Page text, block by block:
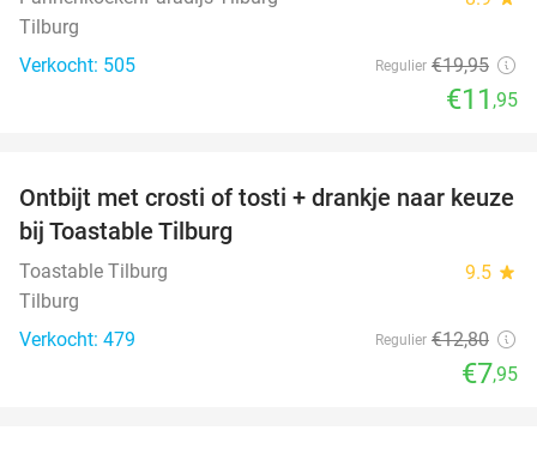
Tilburg
Verkocht: 505
Regulier €19,95
€11 ,95
38%
Ontbijt met crosti of tosti + drankje naar keuze
bij Toastable Tilburg
Toastable Tilburg 9.5 star
Tilburg
Verkocht: 479
Regulier €12,80
€7,95